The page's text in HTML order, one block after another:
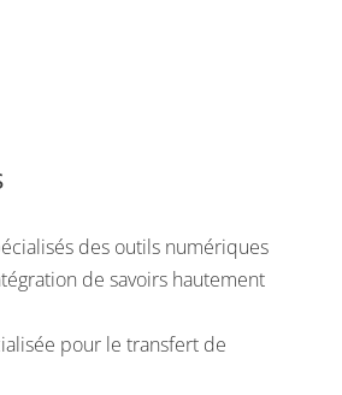
des outils numériques
de savoirs hautement
pour le transfert de